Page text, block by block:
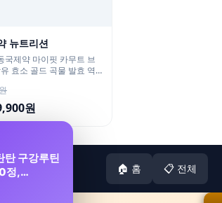
뉴트리션
국제약 마이핏 카무트 브
효소 골드 곡물 발효 역
원
🏠 홈 📋 전체
탄 구강루틴
정,…